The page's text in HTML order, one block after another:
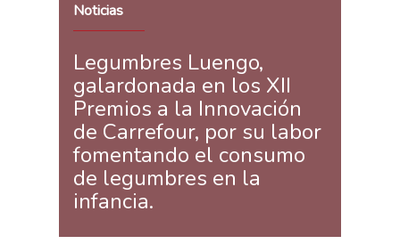
Noticias
Legumbres Luengo,
galardonada en los XII
Premios a la Innovación
de Carrefour, por su labor
fomentando el consumo
de legumbres en la
infancia.